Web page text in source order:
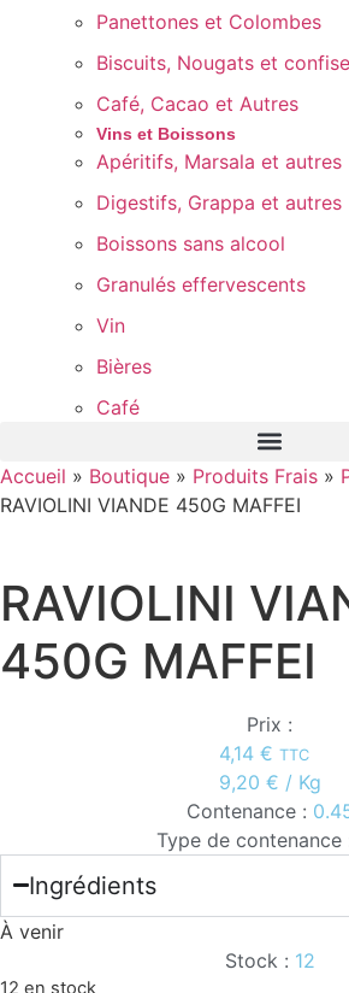
Panettones et Colombes
Biscuits, Nougats et
Café, Cacao et Autres
Vins et Boissons
Apéritifs, Marsala et autres
Digestifs, Grappa et autres
Boissons sans alcool
Granulés effervescents
Vin
Bières
Café
Accueil » Boutique » Produits Frais »
RAVIOLINI VIANDE 450G MAFFEI
RAVIOLINI
450G MAFFEI
Prix :
4,14 € TTC
9,20 € / Kg
Contenance :
Type de contenance
Ingrédients
À venir
Stock : 12
12 en stock